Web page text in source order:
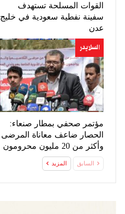
القوات المسلحة تستهدف
سفينة نفطية سعودية في خليج
عدن
السلايدر
مؤتمر صحفي بمطار صنعاء:
الحصار ضاعف معاناة المرضى
وأكثر من 20 مليون محرومون
السابق المزيد